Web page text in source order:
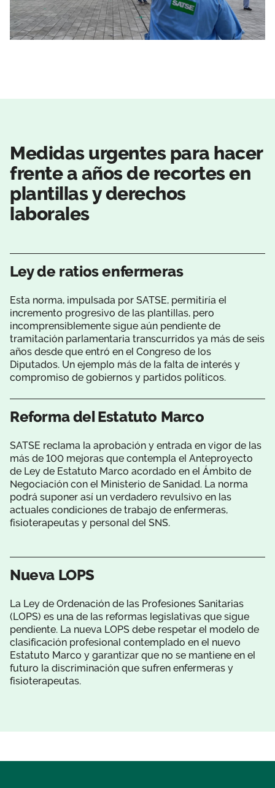
Medidas urgentes para hacer
frente a años de recortes en
plantillas y derechos
laborales
Ley de ratios enfermeras
Esta norma, impulsada por SATSE, permitiría el
incremento progresivo de las plantillas, pero
incomprensiblemente sigue aún pendiente de
tramitación parlamentaria transcurridos ya más de seis
años desde que entró en el Congreso de los
Diputados. Un ejemplo más de la falta de interés y
compromiso de gobiernos y partidos políticos.
Reforma del Estatuto Marco
SATSE reclama la aprobación y entrada en vigor de las
más de 100 mejoras que contempla el Anteproyecto
de Ley de Estatuto Marco acordado en el Ámbito de
Negociación con el Ministerio de Sanidad. La norma
podrá suponer así un verdadero revulsivo en las
actuales condiciones de trabajo de enfermeras,
fisioterapeutas y personal del SNS.
Nueva LOPS
La Ley de Ordenación de las Profesiones Sanitarias
(LOPS) es una de las reformas legislativas que sigue
pendiente. La nueva LOPS debe respetar el modelo de
clasificación profesional contemplado en el nuevo
Estatuto Marco y garantizar que no se mantiene en el
futuro la discriminación que sufren enfermeras y
fisioterapeutas.